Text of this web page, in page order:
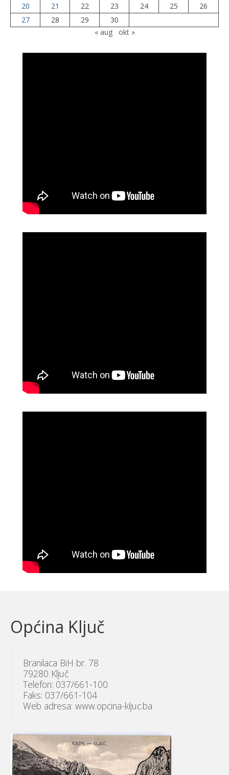
20
21 22 23 24 25
26
27
28 29
30
« aug
okt »
Općina Ključ
Branilaca BiH br. 78
79280 Ključ
Telefon: 037/661-100
Faks: 037/661-104
Web adresa: www.opcina-kljuc.ba